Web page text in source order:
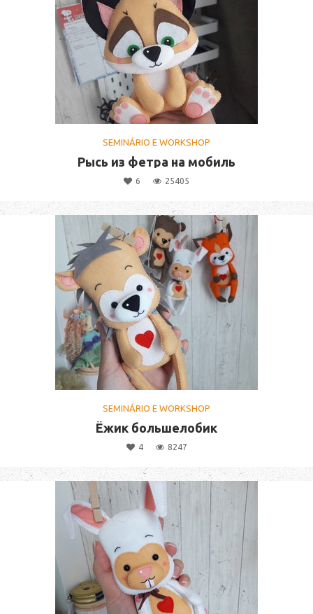
SEMINÁRIO E WORKSHOP
Рысь из фетра на мобиль
6 25405
SEMINÁRIO E WORKSHOP
Ёжик большелобик
4 8247